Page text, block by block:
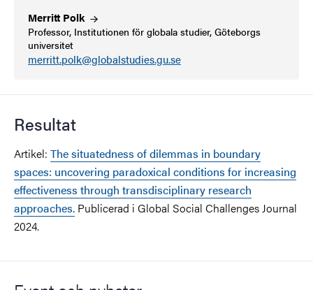
Merritt Polk
Professor, Institutionen för globala studier, Göteborgs
universitet
merritt.polk@globalstudies.gu.se
Resultat
Artikel: The situatedness of dilemmas in boundary
spaces: uncovering paradoxical conditions for increasing
effectiveness through transdisciplinary research
approaches. Publicerad i Global Social Challenges Journal
2024.